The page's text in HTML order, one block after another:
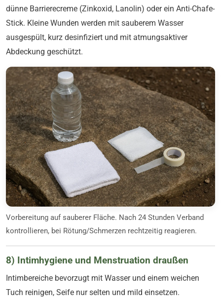
dünne Barrierecreme (Zinkoxid, Lanolin) oder ein Anti-Chafe-
Stick. Kleine Wunden werden mit sauberem Wasser
ausgespült, kurz desinfiziert und mit atmungsaktiver
Abdeckung geschützt.
Vorbereitung auf sauberer Fläche. Nach 24 Stunden Verband
kontrollieren, bei Rötung/Schmerzen rechtzeitig reagieren.
8) Intimhygiene und Menstruation draußen
Intimbereiche bevorzugt mit Wasser und einem weichen
Tuch reinigen, Seife nur selten und mild einsetzen.